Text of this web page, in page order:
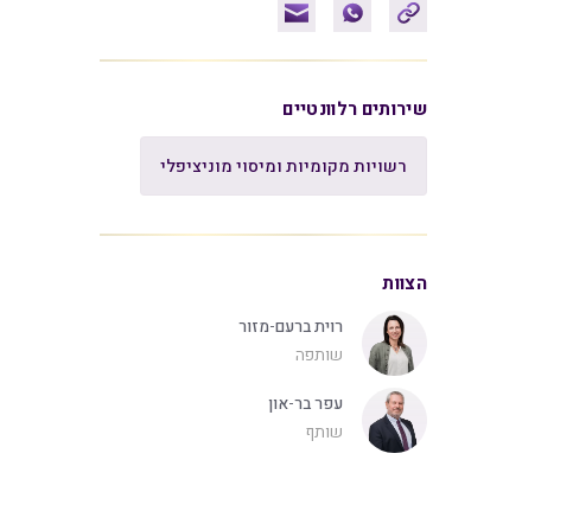
שירותים רלוונטיים
רשויות מקומיות ומיסוי מוניציפלי
הצוות
רוית ברעם-מזור
שותפה
עפר בר-און
שותף